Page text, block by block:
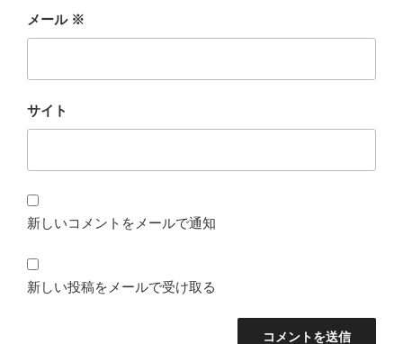
メール ※
サイト
新しいコメントをメールで通知
新しい投稿をメールで受け取る